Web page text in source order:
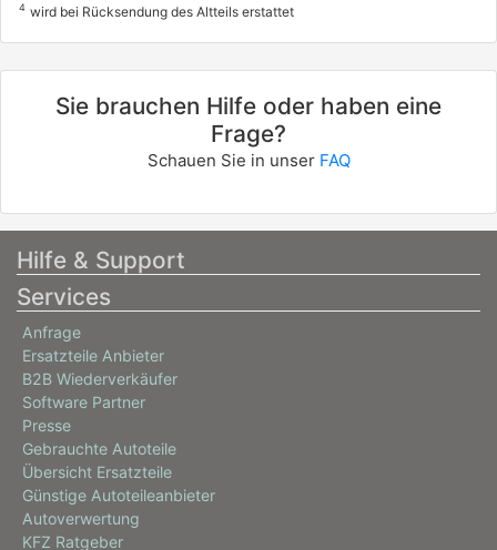
4 wird bei Rücksendung des Altteils erstattet
Sie brauchen Hilfe oder haben eine
Frage?
Schauen Sie in unser FAQ
Hilfe & Support
Services
Anfrage
Ersatzteile Anbieter
B2B Wiederverkäufer
Software Partner
Presse
Gebrauchte Autoteile
Übersicht Ersatzteile
Günstige Autoteileanbieter
Autoverwertung
KFZ Ratgeber